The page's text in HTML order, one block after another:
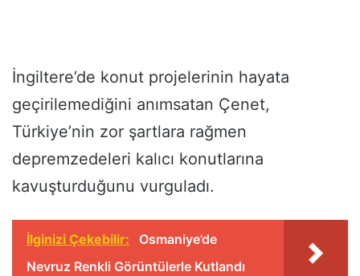
İngiltere’de konut projelerinin hayata
geçirilemediğini anımsatan Çenet,
Türkiye’nin zor şartlara rağmen
depremzedeleri kalıcı konutlarına
kavuşturduğunu vurguladı.
İlginizi Çekebilir:
Osmaniye’de
Nevruz Renkli Görüntülerle Kutlandı